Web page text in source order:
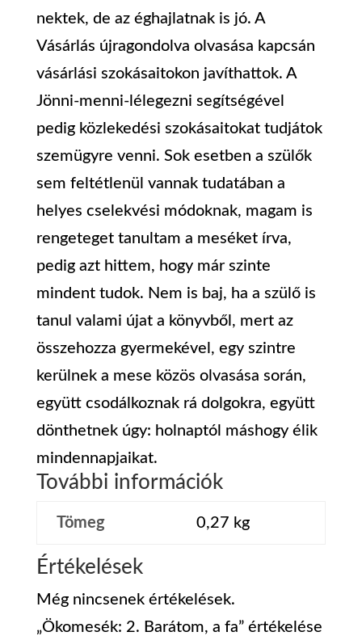
nektek, de az éghajlatnak is jó. A
Vásárlás újragondolva olvasása kapcsán
vásárlási szokásaitokon javíthattok. A
Jönni-menni-lélegezni segítségével
pedig közlekedési szokásaitokat tudjátok
szemügyre venni. Sok esetben a szülők
sem feltétlenül vannak tudatában a
helyes cselekvési módoknak, magam is
rengeteget tanultam a meséket írva,
pedig azt hittem, hogy már szinte
mindent tudok. Nem is baj, ha a szülő is
tanul valami újat a könyvből, mert az
összehozza gyermekével, egy szintre
kerülnek a mese közös olvasása során,
együtt csodálkoznak rá dolgokra, együtt
dönthetnek úgy: holnaptól máshogy élik
mindennapjaikat.
További információk
Tömeg 0,27 kg
Értékelések
Még nincsenek értékelések.
„Ökomesék: 2. Barátom, a fa” értékelése